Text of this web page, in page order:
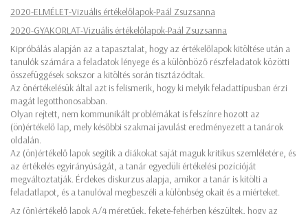
2020-ELMÉLET-Vizuális értékelőlapok-Paál Zsuzsanna
2020-GYAKORLAT-Vizuális értékelőlapok-Paál Zsuzsanna
Kipróbálás alapján az a tapasztalat, hogy az értékelőlapok kitöltése után a
tanulók számára a feladatok lényege és a különböző részfeladatok közötti
összefüggések sokszor a kitöltés során tisztázódtak.
Az önértékelésük által azt is felismerik, hogy ki melyik feladattípusban érzi
magát legotthonosabban.
Olyan rejtett, nem kommunikált problémákat is felszínre hozott az
(ön)értékelő lap, mely későbbi szakmai javulást eredményezett a tanárok
oldalán.
Az (ön)értékelő lapok segítik a diákokat saját maguk kritikus szemléletére, és
az értékelés egyirányúságát, a tanár egyedüli értékelési pozícióját
megváltoztatják. Érdekes diskurzus alapja, amikor a tanár is kitölti a
feladatlapot, és a tanulóval megbeszéli a különbség okait és a miérteket.
Az (ön)értékelő lapok A/4 méretűek, fekete-fehérben készültek, hogy az